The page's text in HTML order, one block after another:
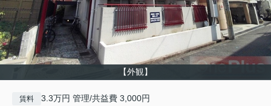
【外観】
賃料 3.3万円 管理/共益費 3,000円